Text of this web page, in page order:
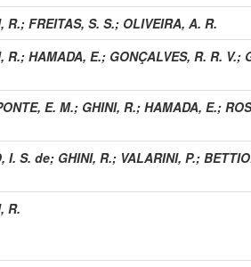
R.; FREITAS, S. S.; OLIVEIRA, A. R.
R.; HAMADA, E.; GONÇALVES, R. R. V.;
E. M.; GHINI, R.; HAMADA, E.;
I. S. de; GHINI, R.; VALARINI, P.;
R.